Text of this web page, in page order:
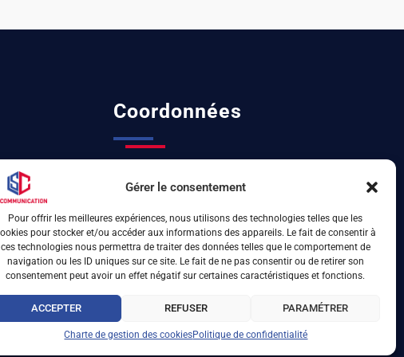
Gérer le consentement
Pour offrir les meilleures expériences, nous utilisons des technologies telles que les
pour stocker et/ou accéder aux informations des appareils. Le fait de consentir à
ces technologies nous permettra de traiter des données telles que le comportement de
navigation ou les ID uniques sur ce site. Le fait de ne pas consentir ou de retirer son
consentement peut avoir un effet négatif sur certaines caractéristiques et fonctions.
ACCEPTER REFUSER PARAMÉTRER
Charte de gestion des cookiesPolitique de confidentialité
Coordonnées
04 72 32 27 07
6 rue d’Arsonval 69680 Chassieu